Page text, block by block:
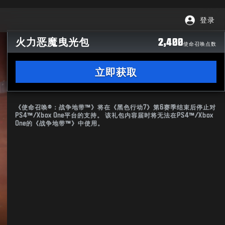
登录
火力恶魔曳光包 2,400使命召唤点数
立即获取
《使命召唤®：战争地带™》将在《黑色行动7》第6赛季结束后停止对
PS4™/Xbox One平台的支持。 该礼包内容届时将无法在PS4™/Xbox
One的《战争地带™》中使用。